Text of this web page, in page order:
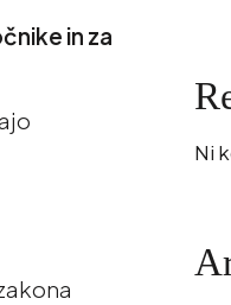
in za
Ni